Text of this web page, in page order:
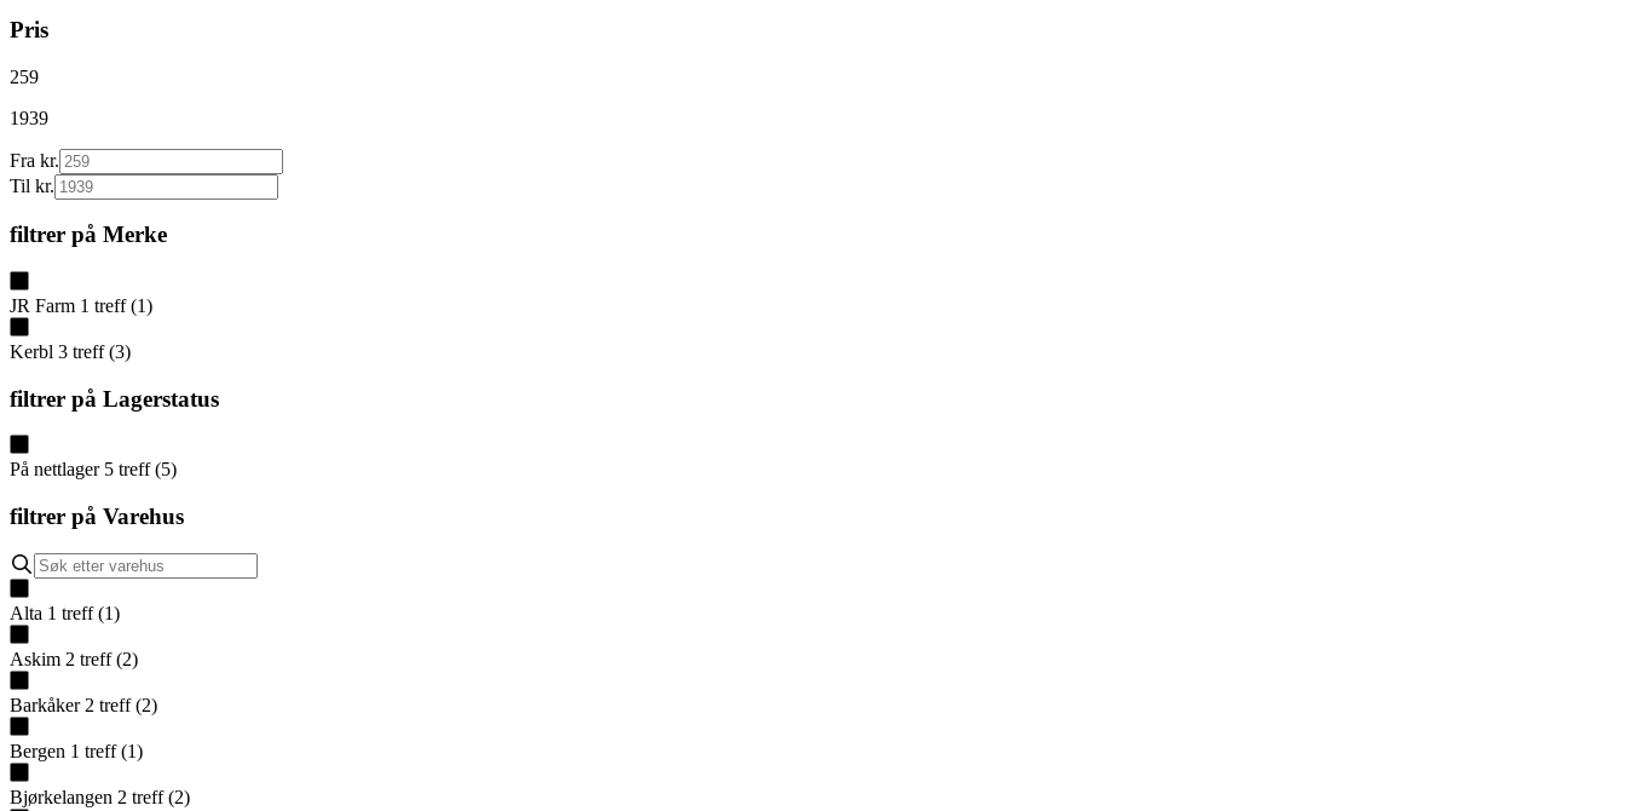
Pris
259
1939
Fra kr.
Til kr.
filtrer på Merke
JR Farm 1 treff (1)
Kerbl 3 treff (3)
filtrer på Lagerstatus
På nettlager 5 treff (5)
filtrer på Varehus
Alta 1 treff (1)
Askim 2 treff (2)
Barkåker 2 treff (2)
Bergen 1 treff (1)
Bjørkelangen 2 treff (2)